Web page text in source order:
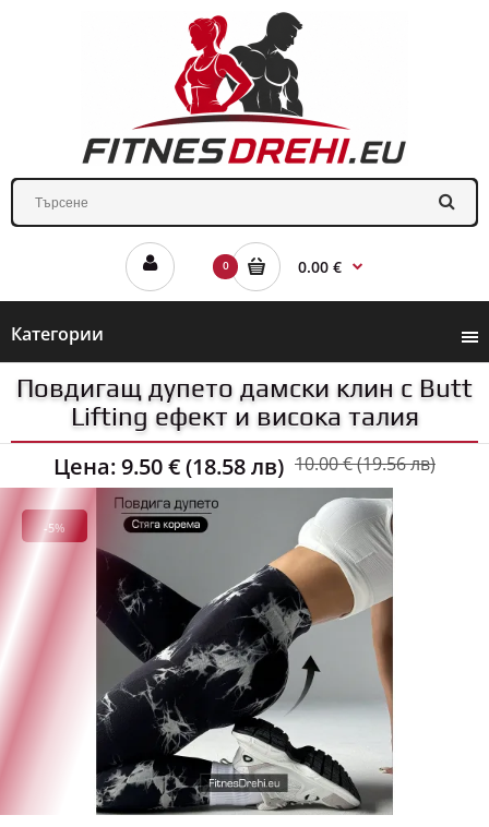
0 0.00 €
Категории
Повдигащ дупето дамски клин с Butt
Lifting ефект и висока талия
Цена:9.50 € (18.58 лв) 10.00 € (19.56 лв)
-5%